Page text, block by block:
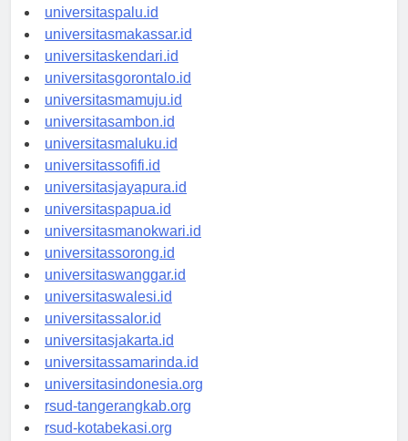
universitaspalu.id
universitasmakassar.id
universitaskendari.id
universitasgorontalo.id
universitasmamuju.id
universitasambon.id
universitasmaluku.id
universitassofifi.id
universitasjayapura.id
universitaspapua.id
universitasmanokwari.id
universitassorong.id
universitaswanggar.id
universitaswalesi.id
universitassalor.id
universitasjakarta.id
universitassamarinda.id
universitasindonesia.org
rsud-tangerangkab.org
rsud-kotabekasi.org